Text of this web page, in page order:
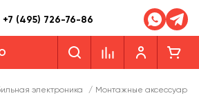
+7 (495) 726-76-86
электроника / Монтажные аксессуары